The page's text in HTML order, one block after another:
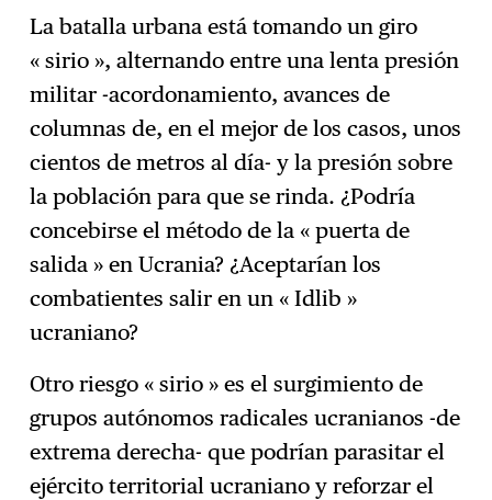
La batalla urbana está tomando un giro
« sirio », alternando entre una lenta presión
militar -acordonamiento, avances de
columnas de, en el mejor de los casos, unos
cientos de metros al día- y la presión sobre
la población para que se rinda. ¿Podría
concebirse el método de la « puerta de
salida » en Ucrania? ¿Aceptarían los
combatientes salir en un « Idlib »
ucraniano?
Otro riesgo « sirio » es el surgimiento de
grupos autónomos radicales ucranianos -de
extrema derecha- que podrían parasitar el
ejército territorial ucraniano y reforzar el